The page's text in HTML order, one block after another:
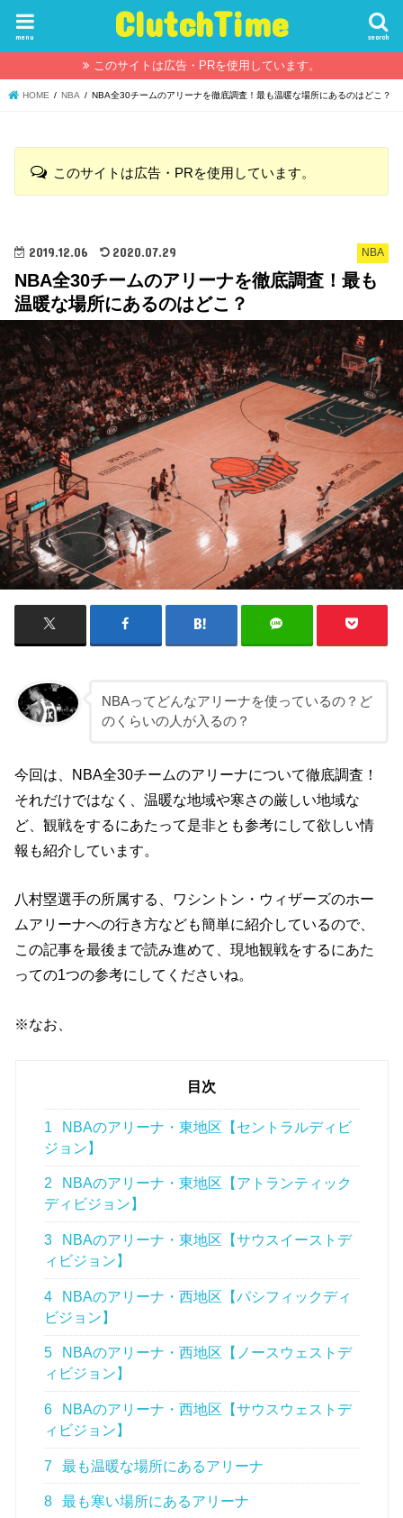
ClutchTime search
menu
このサイトは広告・PRを使用しています。
HOME NBA NBA全30チームのアリーナを徹底調査！最も温暖な場所にあるのはどこ？
このサイトは広告・PRを使用しています。
NBA
2019.12.06 2020.07.29
NBA全30チームのアリーナを徹底調査！最も
温暖な場所にあるのはどこ？
NBAってどんなアリーナを使っているの？ど
のくらいの人が入るの？
今回は、NBA全30チームのアリーナについて徹底調査！
それだけではなく、温暖な地域や寒さの厳しい地域な
ど、観戦をするにあたって是非とも参考にして欲しい情
報も紹介しています。
八村塁選手の所属する、ワシントン・ウィザーズのホー
ムアリーナへの行き方なども簡単に紹介しているので、
この記事を最後まで読み進めて、現地観戦をするにあた
っての1つの参考にしてくださいね。
※なお、
目次
1
NBAのアリーナ・東地区【セントラルディビ
ジョン】
2
NBAのアリーナ・東地区【アトランティック
ディビジョン】
3
NBAのアリーナ・東地区【サウスイーストデ
ィビジョン】
4
NBAのアリーナ・西地区【パシフィックディ
ビジョン】
5
NBAのアリーナ・西地区【ノースウェストデ
ィビジョン】
6
NBAのアリーナ・西地区【サウスウェストデ
ィビジョン】
7 最も温暖な場所にあるアリーナ
8 最も寒い場所にあるアリーナ